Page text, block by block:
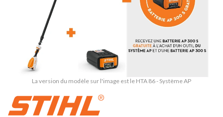
La version du modèle sur l'image est le HTA 86 - Système AP